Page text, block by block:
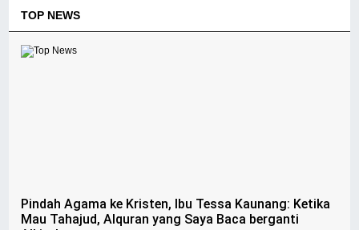
TOP NEWS
Pindah Agama ke Kristen, Ibu Tessa Kaunang: Ketika
Mau Tahajud, Alquran yang Saya Baca berganti